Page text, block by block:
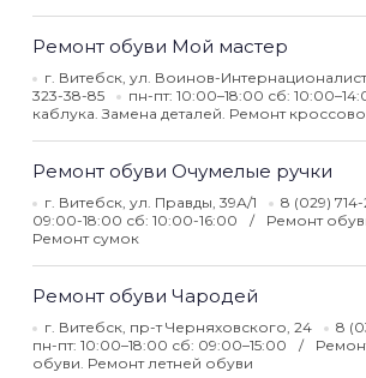
Ремонт обуви Мой мастер
г. Витебск, ул. Воинов-
323-38-85
пн-пт: 10:00–18:00 сб:
каблука. Замена деталей. Ремонт
Ремонт обуви Очумелые ручки
г. Витебск, ул. Правды, 39А/1 8 (029)
09:00-18:00 сб: 10:00-16:00
Ремонт
Ремонт сумок
Ремонт обуви Чародей
г. Витебск, пр-т Черняховского, 24
8
пн-пт: 10:00–18:00 сб: 09:00–15:00
обуви. Ремонт летней обуви